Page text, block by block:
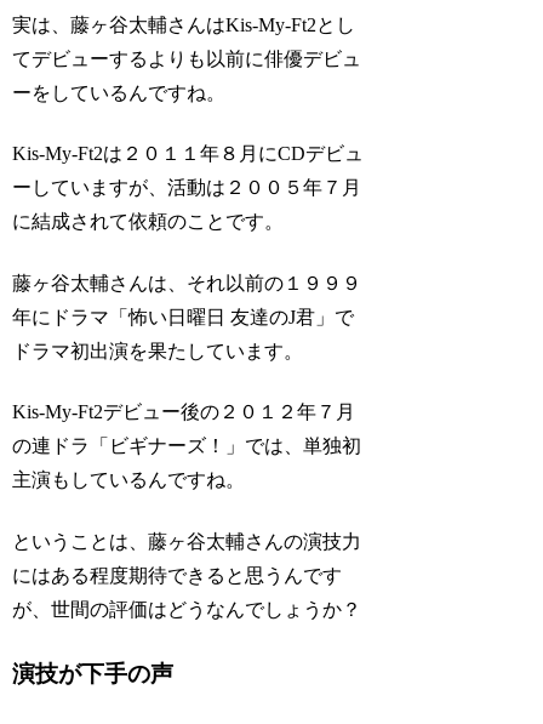
実は、藤ヶ谷太輔さんはKis-My-Ft2とし
てデビューするよりも以前に俳優デビュ
ーをしているんですね。
Kis-My-Ft2は２０１１年８月にCDデビュ
ーしていますが、活動は２００５年７月
に結成されて依頼のことです。
藤ヶ谷太輔さんは、それ以前の１９９９
年にドラマ「怖い日曜日 友達のJ君」で
ドラマ初出演を果たしています。
Kis-My-Ft2デビュー後の２０１２年７月
の連ドラ「ビギナーズ！」では、単独初
主演もしているんですね。
ということは、藤ヶ谷太輔さんの演技力
にはある程度期待できると思うんです
が、世間の評価はどうなんでしょうか？
演技が下手の声